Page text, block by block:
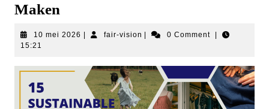
Maken
10 mei 2026 10
fair-vision fair-
0 Comment
15:21